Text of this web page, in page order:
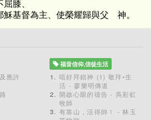
膝、
穌基督為主、使榮耀歸與父 神。
應許
福音信仰,信徒生活
唔好拜錯神 (1) 敬拜•生
活 - 廖樂明傳道
開啟心眼的禱告 - 吳彩虹
牧師
有靠山，活得帥！ - 林玉